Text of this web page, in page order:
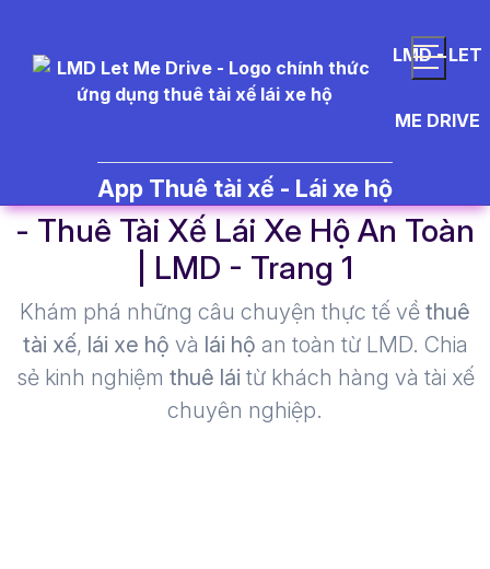
LMD - LET
ME DRIVE
App Thuê tài xế - Lái xe hộ
- Thuê Tài Xế Lái Xe Hộ An Toàn
| LMD - Trang 1​
Khám phá những câu chuyện thực tế về thuê
tài xế, lái xe hộ và lái hộ an toàn từ LMD. Chia
sẻ kinh nghiệm thuê lái từ khách hàng và tài xế
chuyên nghiệp.